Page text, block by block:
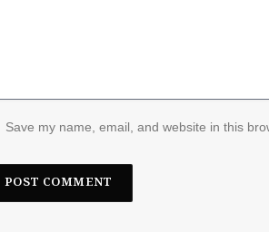
Save my name, email, and website in this